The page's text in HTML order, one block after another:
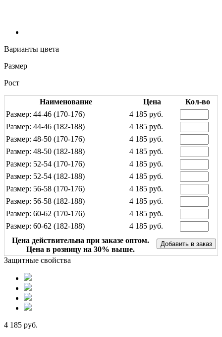
Варианты цвета
Размер
Рост
Наименование Цена
Кол-во
Размер: 44-46 (170-176)
4 185 руб.
Размер: 44-46 (182-188)
4 185 руб.
Размер: 48-50 (170-176)
4 185 руб.
Размер: 48-50 (182-188)
4 185 руб.
Размер: 52-54 (170-176)
4 185 руб.
Размер: 52-54 (182-188)
4 185 руб.
Размер: 56-58 (170-176)
4 185 руб.
Размер: 56-58 (182-188)
4 185 руб.
Размер: 60-62 (170-176)
4 185 руб.
Размер: 60-62 (182-188)
4 185 руб.
Цена действительна при заказе оптом.
Цена в розницу на 30% выше.
Защитные свойства
4 185 руб.